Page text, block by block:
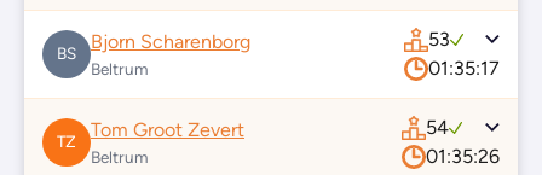
BS
Bjorn Scharenborg
Beltrum
53
01:35:17
TZ
Tom Groot Zevert
Beltrum
54
01:35:26